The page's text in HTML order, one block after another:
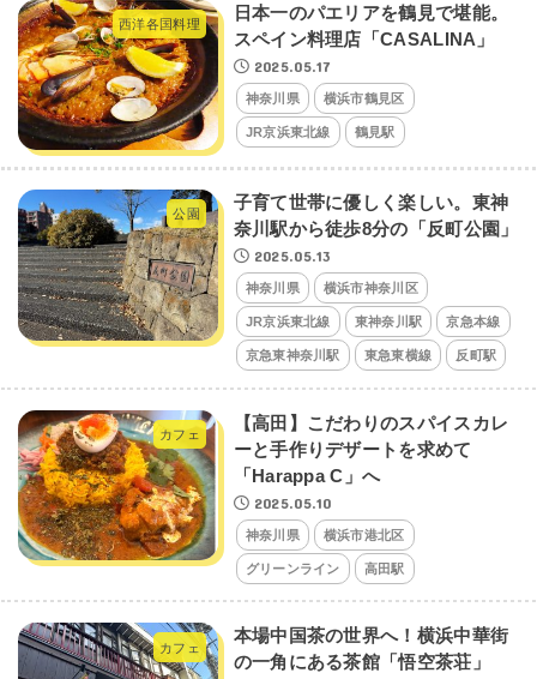
西洋各国料理
日本一のパエリアを鶴見で堪能。
スペイン料理店「CASALINA」
2025.05.17
神奈川県 横浜市鶴見区
JR京浜東北線 鶴見駅
公園
子育て世帯に優しく楽しい。東神
奈川駅から徒歩8分の「反町公園」
2025.05.13
神奈川県 横浜市神奈川区
JR京浜東北線 東神奈川駅 京急本線
京急東神奈川駅 東急東横線 反町駅
カフェ
【高田】こだわりのスパイスカレ
ーと手作りデザートを求めて
「Harappa C」へ
2025.05.10
神奈川県 横浜市港北区
グリーンライン 高田駅
カフェ
本場中国茶の世界へ！横浜中華街
の一角にある茶館「悟空茶荘」